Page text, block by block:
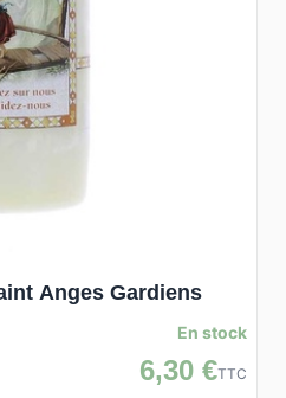
Anges Gardiens
En stock
6,30 €TTC